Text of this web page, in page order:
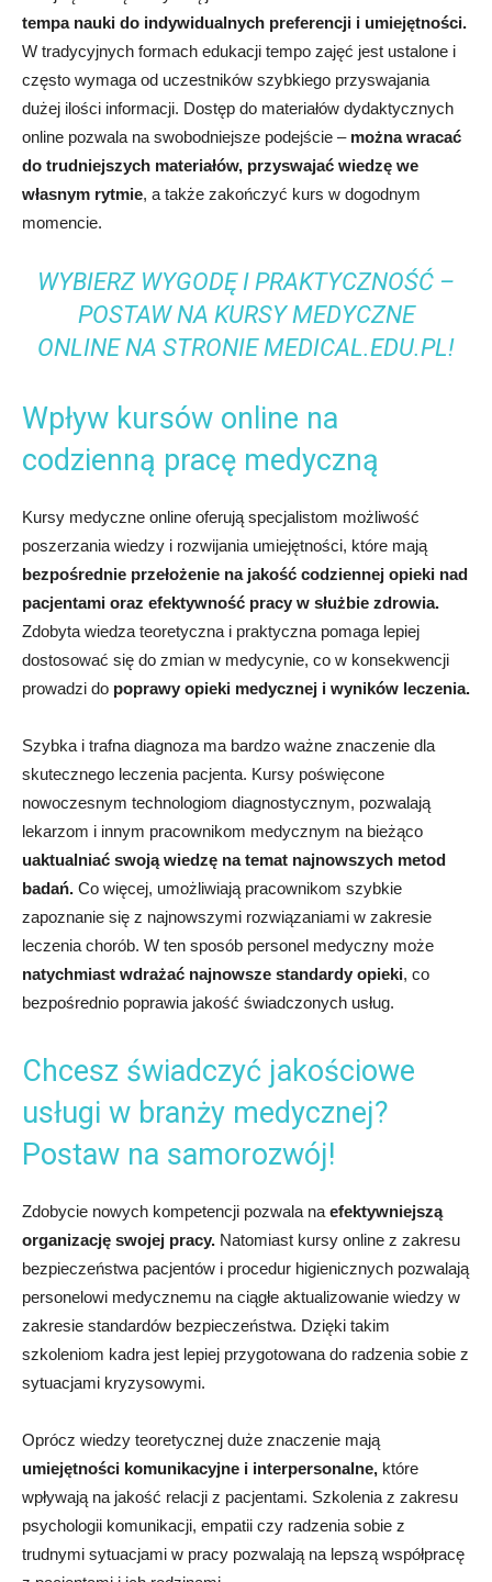
tempa nauki do indywidualnych preferencji i umiejętności.
W tradycyjnych formach edukacji tempo zajęć jest ustalone i
często wymaga od uczestników szybkiego przyswajania
dużej ilości informacji. Dostęp do materiałów dydaktycznych
online pozwala na swobodniejsze podejście – można wracać
do trudniejszych materiałów, przyswajać wiedzę we
własnym rytmie, a także zakończyć kurs w dogodnym
momencie.
WYBIERZ WYGODĘ I PRAKTYCZNOŚĆ –
POSTAW NA KURSY MEDYCZNE
ONLINE NA STRONIE MEDICAL.EDU.PL!
Wpływ kursów online na
codzienną pracę medyczną
Kursy medyczne online oferują specjalistom możliwość
poszerzania wiedzy i rozwijania umiejętności, które mają
bezpośrednie przełożenie na jakość codziennej opieki nad
pacjentami oraz efektywność pracy w służbie zdrowia.
Zdobyta wiedza teoretyczna i praktyczna pomaga lepiej
dostosować się do zmian w medycynie, co w konsekwencji
prowadzi do poprawy opieki medycznej i wyników leczenia.
Szybka i trafna diagnoza ma bardzo ważne znaczenie dla
skutecznego leczenia pacjenta. Kursy poświęcone
nowoczesnym technologiom diagnostycznym, pozwalają
lekarzom i innym pracownikom medycznym na bieżąco
uaktualniać swoją wiedzę na temat najnowszych metod
badań. Co więcej, umożliwiają pracownikom szybkie
zapoznanie się z najnowszymi rozwiązaniami w zakresie
leczenia chorób. W ten sposób personel medyczny może
natychmiast wdrażać najnowsze standardy opieki, co
bezpośrednio poprawia jakość świadczonych usług.
Chcesz świadczyć jakościowe
usługi w branży medycznej?
Postaw na samorozwój!
Zdobycie nowych kompetencji pozwala na efektywniejszą
organizację swojej pracy. Natomiast kursy online z zakresu
bezpieczeństwa pacjentów i procedur higienicznych pozwalają
personelowi medycznemu na ciągłe aktualizowanie wiedzy w
zakresie standardów bezpieczeństwa. Dzięki takim
szkoleniom kadra jest lepiej przygotowana do radzenia sobie z
sytuacjami kryzysowymi.
Oprócz wiedzy teoretycznej duże znaczenie mają
umiejętności komunikacyjne i interpersonalne, które
wpływają na jakość relacji z pacjentami. Szkolenia z zakresu
psychologii komunikacji, empatii czy radzenia sobie z
trudnymi sytuacjami w pracy pozwalają na lepszą współpracę